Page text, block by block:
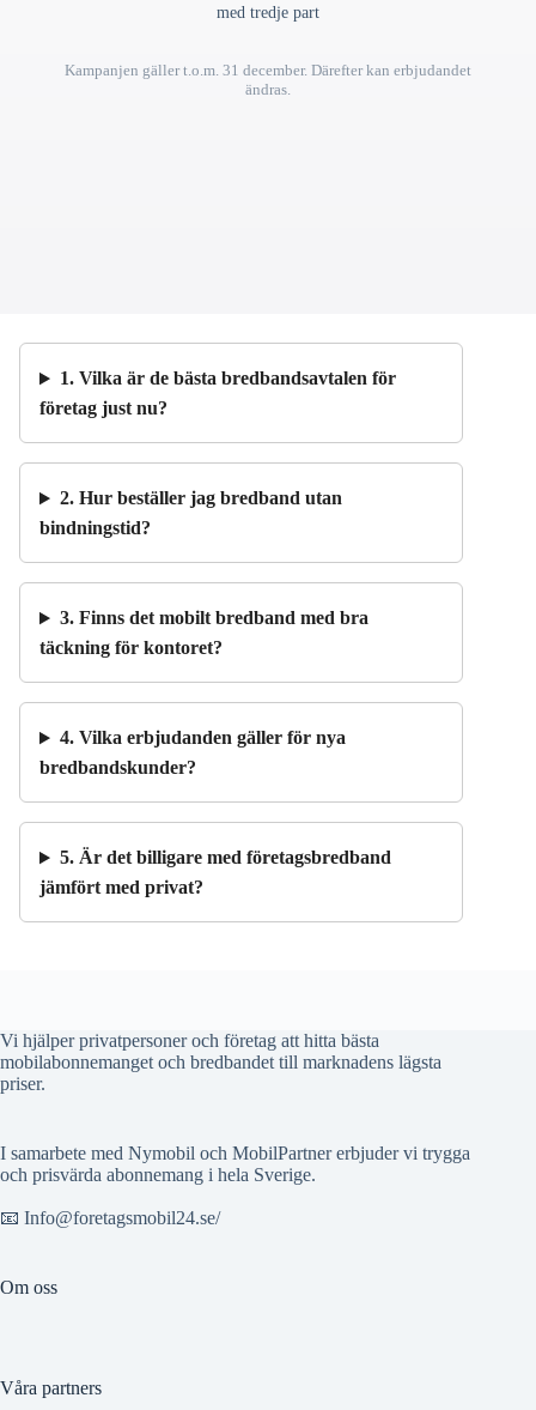
med tredje part
Kampanjen gäller t.o.m. 31 december. Därefter kan erbjudandet
ändras.
1. Vilka är de bästa bredbandsavtalen för
företag just nu?
2. Hur beställer jag bredband utan
bindningstid?
3. Finns det mobilt bredband med bra
täckning för kontoret?
4. Vilka erbjudanden gäller för nya
bredbandskunder?
5. Är det billigare med företagsbredband
jämfört med privat?
Vi hjälper privatpersoner och företag att hitta bästa
mobilabonnemanget och bredbandet till marknadens lägsta
priser.
I samarbete med Nymobil och MobilPartner erbjuder vi trygga
och prisvärda abonnemang i hela Sverige.
📧 Info@foretagsmobil24.se/
Om oss
Våra partners